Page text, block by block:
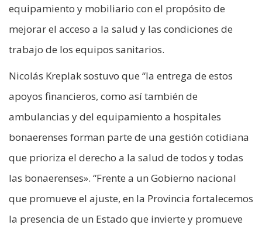
equipamiento y mobiliario con el propósito de
mejorar el acceso a la salud y las condiciones de
trabajo de los equipos sanitarios.
Nicolás Kreplak sostuvo que “la entrega de estos
apoyos financieros, como así también de
ambulancias y del equipamiento a hospitales
bonaerenses forman parte de una gestión cotidiana
que prioriza el derecho a la salud de todos y todas
las bonaerenses». “Frente a un Gobierno nacional
que promueve el ajuste, en la Provincia fortalecemos
la presencia de un Estado que invierte y promueve